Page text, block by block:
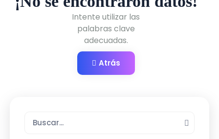
Intente utilizar las
palabras clave
adecuadas.
Atrás